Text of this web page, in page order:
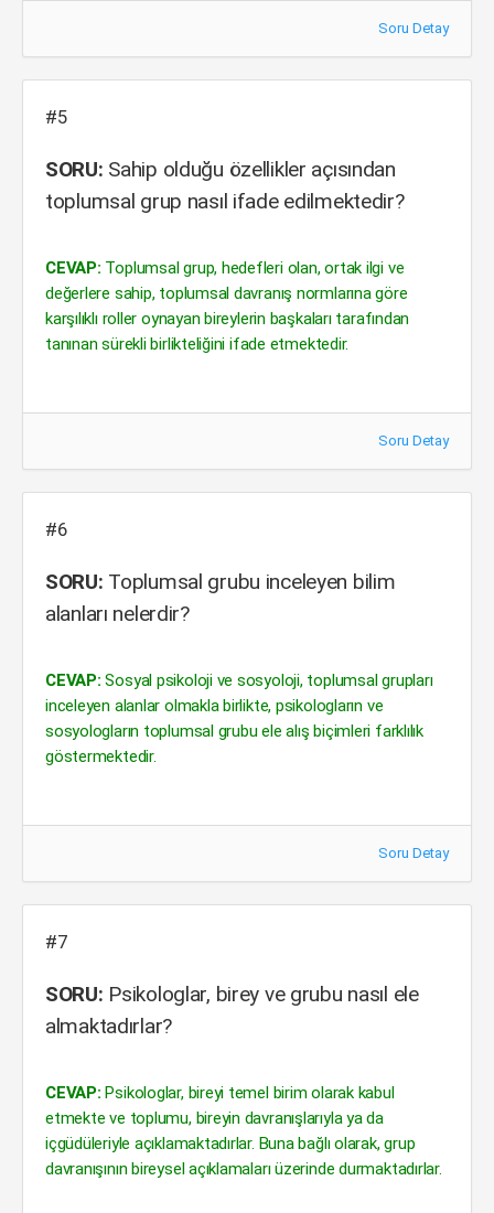
Soru Detay
#5
SORU: Sahip olduğu özellikler açısından
toplumsal grup nasıl ifade edilmektedir?
CEVAP: Toplumsal grup, hedefleri olan, ortak ilgi ve
değerlere sahip, toplumsal davranış normlarına göre
karşılıklı roller oynayan bireylerin başkaları tarafından
tanınan sürekli birlikteliğini ifade etmektedir.
Soru Detay
#6
SORU: Toplumsal grubu inceleyen bilim
alanları nelerdir?
CEVAP: Sosyal psikoloji ve sosyoloji, toplumsal grupları
inceleyen alanlar olmakla birlikte, psikologların ve
sosyologların toplumsal grubu ele alış biçimleri farklılık
göstermektedir.
Soru Detay
#7
SORU: Psikologlar, birey ve grubu nasıl ele
almaktadırlar?
CEVAP: Psikologlar, bireyi temel birim olarak kabul
etmekte ve toplumu, bireyin davranışlarıyla ya da
içgüdüleriyle açıklamaktadırlar. Buna bağlı olarak, grup
davranışının bireysel açıklamaları üzerinde durmaktadırlar.